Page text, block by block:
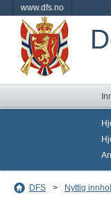
www.dfs.no
DFS > Nyttig